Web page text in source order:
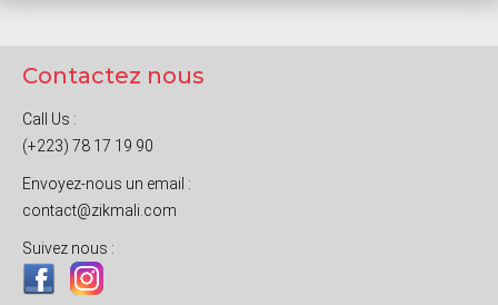
Contactez nous
Call Us :
(+223) 78 17 19 90
Envoyez-nous un email :
contact@zikmali.com
Suivez nous :